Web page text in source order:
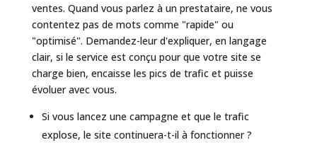
ventes. Quand vous parlez à un prestataire, ne vous
contentez pas de mots comme "rapide" ou
"optimisé". Demandez-leur d'expliquer, en langage
clair, si le service est conçu pour que votre site se
charge bien, encaisse les pics de trafic et puisse
évoluer avec vous.
Si vous lancez une campagne et que le trafic
explose, le site continuera-t-il à fonctionner ?